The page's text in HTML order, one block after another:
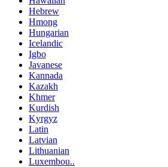
Hebrew
Hmong
Hungarian
Icelandic
Igbo
Javanese
Kannada
Kazakh
Khmer
Kurdish
Kyrgyz
Latin
Latvian
Lithuanian
Luxembou..